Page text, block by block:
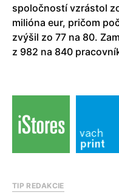
spoločností vzrástol
milióna eur, pričom
zvýšil zo 77 na 80.
z 982 na 840
TIP REDAKCIE